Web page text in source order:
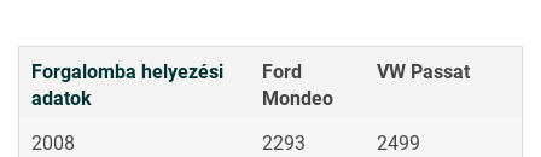
Forgalomba helyezési
adatok
Ford
Mondeo
VW Passat
2008 2293
2499